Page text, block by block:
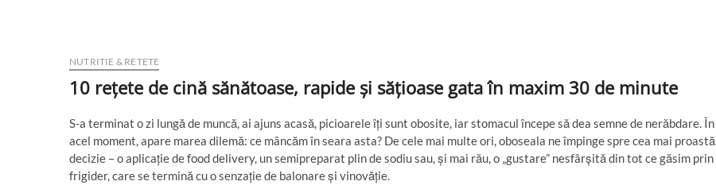
NUTRITIE & RETETE
10 rețete de cină sănătoase, rapide și sățioase gata în maxim 30 de minute
S-a terminat o zi lungă de muncă, ai ajuns acasă, picioarele îți sunt obosite, iar stomacul începe să dea semne de nerăbdare. În
acel moment, apare marea dilemă: ce mâncăm în seara asta? De cele mai multe ori, oboseala ne împinge spre cea mai proastă
decizie – o aplicație de food delivery, un semipreparat plin de sodiu sau, și mai rău, o „gustare” nesfârșită din tot ce găsim prin
frigider, care se termină cu o senzație de balonare și vinovăție.